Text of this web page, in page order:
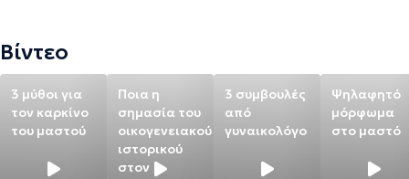
Πανεπιστημίου Αθηνών, Νοσοκομείο "Αρεταίειον" Εκπαιδεύτηκε
στην Υστεροσκόπηση από τον Καθηγητή Bettocchi, ο οποίος είναι
πρωτοπόρος τόσο στην διαγνωστική όσο και στην επεμβατική
υστεροσκόπηση. Κατέχει πιστοποίηση στην διενέργεια
διαγνωστικής κολποσκόπησης από την Ελληνική Εταιρεία
Κολποσκόπησης και Παθολογίας Τραχήλου. Παράλληλα, έχει
συμμετάσχει σε πλήθος μετεκπαιδευτικών σεμιναρίων στην
Βίντεο
3 μύθοι για
τον καρκίνο
του μαστού
Ποια η
σημασία του
οικογενειακού
ιστορικού
στον
3 συμβουλές
από
γυναικολόγο
Ψηλαφητό
μόρφωμα
στο μαστό